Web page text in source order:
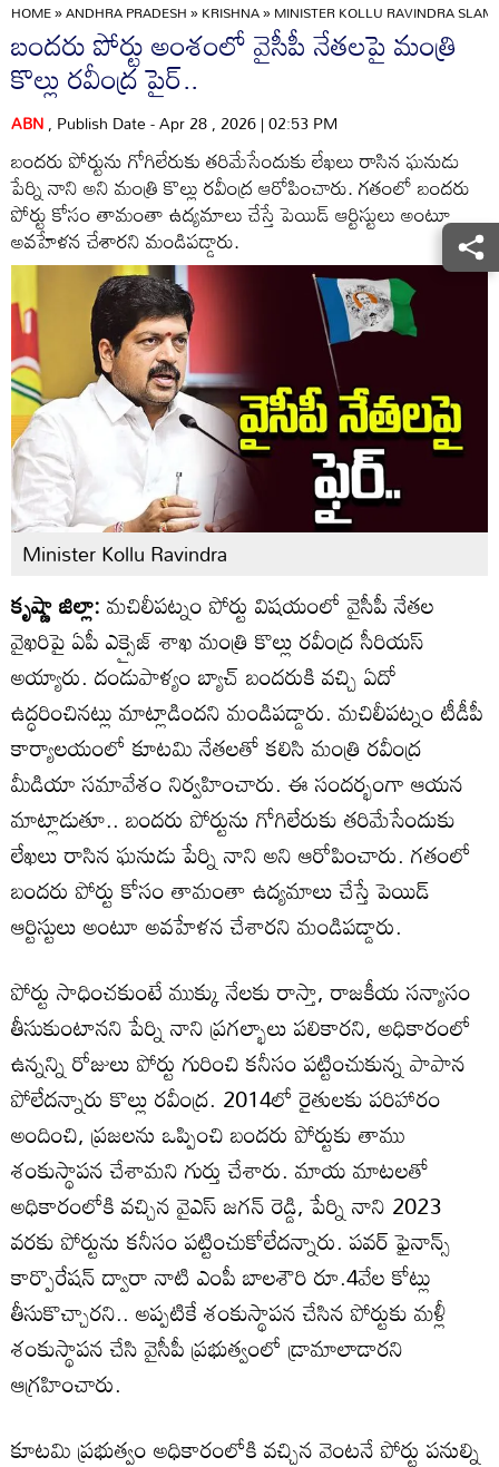
HOME»ANDHRA PRADESH»KRISHNA»MINISTER KOLLU RAVINDRA
బందరు పోర్టు అంశంలో వైసీపీ నేతలపై మంత్రి
కొల్లు రవీంద్ర పైర్..
ABN, Publish Date - Apr 28 , 2026 | 02:53 PM
బందరు పోర్టును గోగిలేరుకు తరిమేసేందుకు లేఖలు రాసిన ఘనుడు
పేర్ని నాని అని మంత్రి కొల్లు రవీంద్ర ఆరోపించారు. గతంలో బందరు
పోర్టు కోసం తామంతా ఉద్యమాలు చేస్తే పెయిడ్ ఆర్టిస్టులు అంటూ
అవహేళన చేశారని మండిపడ్డారు.
Minister Kollu Ravindra
కృష్ణా జిల్లా:మచిలీపట్నం పోర్టు విషయంలో వైసీపీ నేతల
వైఖరిపై ఏపీ ఎక్సైజ్ శాఖ మంత్రి కొల్లు రవీంద్ర సీరియస్
అయ్యారు. దండుపాళ్యం బ్యాచ్ బందరుకి వచ్చి ఏదో
ఉద్ధరించినట్లు మాట్లాడిందని మండిపడ్డారు. మచిలీపట్నం టీడీపీ
కార్యాలయంలో కూటమి నేతలతో కలిసి మంత్రి రవీంద్ర
మీడియా సమావేశం నిర్వహించారు. ఈ సందర్భంగా ఆయన
మాట్లాడుతూ.. బందరు పోర్టును గోగిలేరుకు తరిమేసేందుకు
లేఖలు రాసిన ఘనుడు పేర్ని నాని అని ఆరోపించారు. గతంలో
బందరు పోర్టు కోసం తామంతా ఉద్యమాలు చేస్తే పెయిడ్
ఆర్టిస్టులు అంటూ అవహేళన చేశారని మండిపడ్డారు.
పోర్టు సాధించకుంటే ముక్కు నేలకు రాస్తా, రాజకీయ సన్యాసం
తీసుకుంటానని పేర్ని నాని ప్రగల్భాలు పలికారని, అధికారంలో
ఉన్నన్ని రోజులు పోర్టు గురించి కనీసం పట్టించుకున్న పాపాన
పోలేదన్నారు కొల్లు రవీంద్ర. 2014లో రైతులకు పరిహారం
అందించి, ప్రజలను ఒప్పించి బందరు పోర్టుకు తాము
శంకుస్థాపన చేశామని గుర్తు చేశారు. మాయ మాటలతో
అధికారంలోకి వచ్చిన వైఎస్ జగన్ రెడ్డి, పేర్ని నాని 2023
వరకు పోర్టును కనీసం పట్టించుకోలేదన్నారు. పవర్ ఫైనాన్స్
కార్పొరేషన్ ద్వారా నాటి ఎంపీ బాలశౌరి రూ.4వేల కోట్లు
తీసుకొచ్చారని.. అప్పటికే శంకుస్థాపన చేసిన పోర్టుకు మళ్లీ
శంకుస్థాపన చేసి వైసీపీ ప్రభుత్వంలో డ్రామాలాడారని
ఆగ్రహించారు.
కూటమి ప్రభుత్వం అధికారంలోకి వచ్చిన వెంటనే పోర్టు పనుల్ని